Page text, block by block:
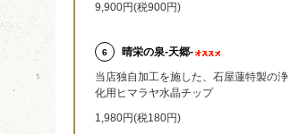
9,900円(税900円)
6
晴栄の泉‐天郷‐
当店独自加工を施した、石屋蓮特製の浄
化用ヒマラヤ水晶チップ
1,980円(税180円)